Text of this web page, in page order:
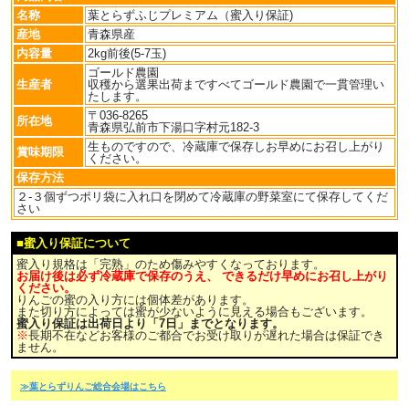
名称
葉とらずふじプレミアム（蜜入り保証)
産地
青森県産
内容量
2kg前後(5-7玉)
生産者
ゴールド農園
収穫から選果出荷まですべてゴールド農園で一貫管理い
たします。
所在地
〒036-8265
青森県弘前市下湯口字村元182-3
賞味期限
生ものですので、冷蔵庫で保存しお早めにお召し上がり
ください。
保存方法
２-３個ずつポリ袋に入れ口を閉めて冷蔵庫の野菜室にて保存してくだ
さい
■蜜入り保証について
蜜入り規格は「完熟」のため傷みやすくなっております。
お届け後は必ず冷蔵庫で保存のうえ、 できるだけ早めにお召し上がり
ください。
りんごの蜜の入り方には個体差があります。
また切り方によっては蜜が少ないように見える場合もございます。
蜜入り保証は出荷日より「7日」までとなります。
※長期不在などお客様のご都合でお受け取りが遅れた場合は保証でき
ません。
≫葉とらずりんご総合会場はこちら